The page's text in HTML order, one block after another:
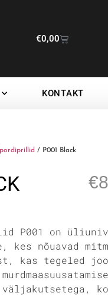
€0,00
KONTAKT
/ P001 Black
€
P001 on
kes nõuavad
kas tegeled